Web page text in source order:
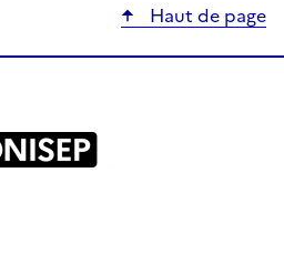
Haut de page